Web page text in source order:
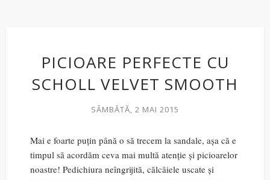
PICIOARE PERFECTE CU
SCHOLL VELVET SMOOTH
SÂMBĂTĂ, 2 MAI 2015
Mai e foarte puțin până o să trecem la sandale, așa că e
timpul să acordăm ceva mai multă atenție și picioarelor
noastre! Pedichiura neîngrijită, călcâiele uscate și